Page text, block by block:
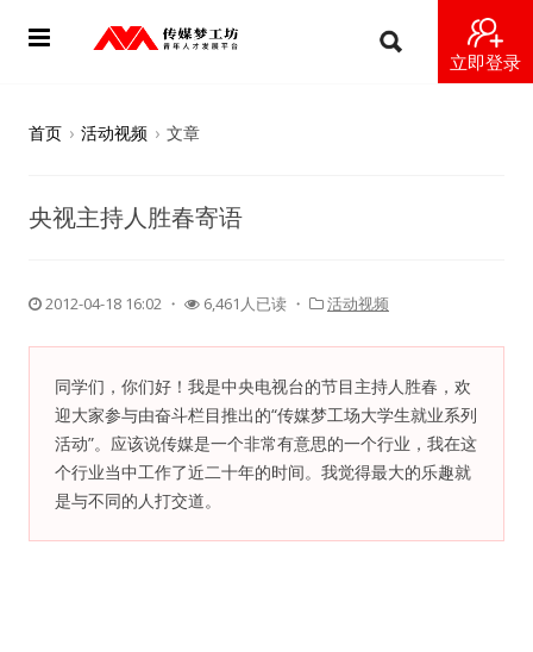
立即登录
导师
梦之星
视频
梦工坊视频
纪录片1 梦想开始的地方
首页 › 活动视频 › 文章
央视主持人胜春寄语
2012-04-18 16:02 ・ 6,461人已读 ・ 活动视频
同学们，你们好！我是中央电视台的节目主持人胜春，欢
迎大家参与由奋斗栏目推出的“传媒梦工场大学生就业系列
活动”。应该说传媒是一个非常有意思的一个行业，我在这
个行业当中工作了近二十年的时间。我觉得最大的乐趣就
是与不同的人打交道。